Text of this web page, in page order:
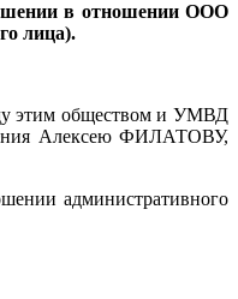
в отношении ООО
лица).
этим обществом и УМВД
Алексею ФИЛАТОВУ,
административного